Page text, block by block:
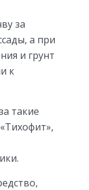
за
а при
и грунт
к
такие